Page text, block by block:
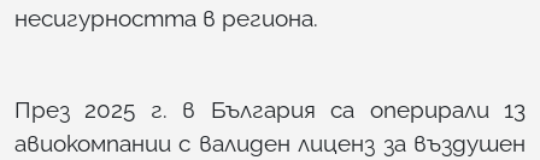
несигурността в региона.
През 2025 г. в България са оперирали 13
авиокомпании с валиден лиценз за въздушен